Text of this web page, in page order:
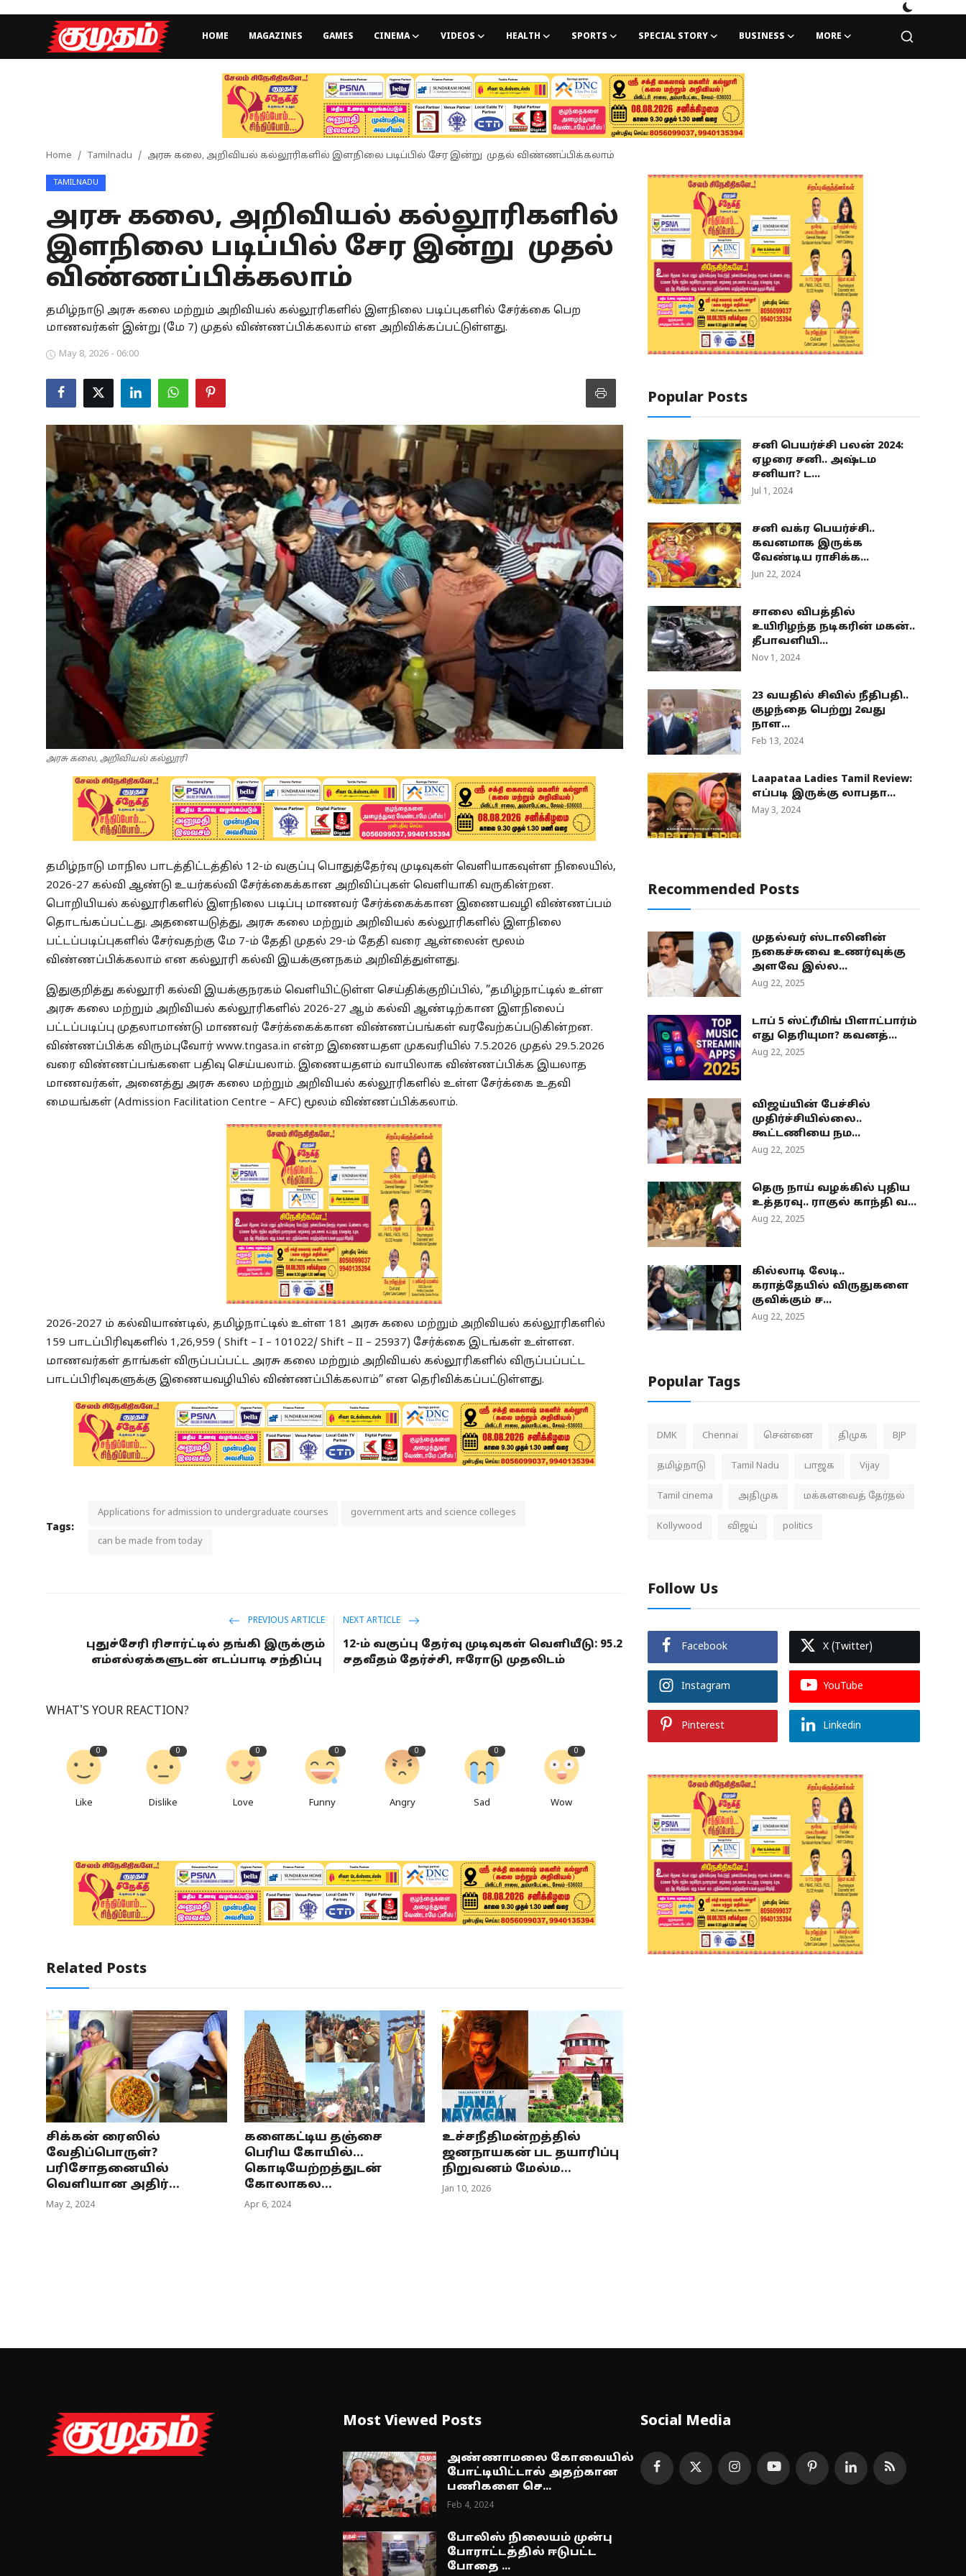
HOME MAGAZINES GAMES CINEMA VIDEOS HEALTH SPORTS SPECIAL STORY BUSINESS MORE
Games
Special Story
Tamilnadu
National
Astrology
Spirituality
Politics
Home Tamilnadu அரசு கலை, அறிவியல் கல்லூரிகளில் இளநிலை படிப்பில் சேர இன்று முதல் விண்ணப்பிக்கலாம்
TAMILNADU
அரசு கலை, அறிவியல் கல்லூரிகளில்
இளநிலை படிப்பில் சேர இன்று முதல்
விண்ணப்பிக்கலாம்
தமிழ்நாடு அரசு கலை மற்றும் அறிவியல் கல்லூரிகளில் இளநிலை படிப்புகளில் சேர்க்கை பெற
மாணவர்கள் இன்று (மே 7) முதல் விண்ணப்பிக்கலாம் என அறிவிக்கப்பட்டுள்ளது.
May 8, 2026 - 06:00
அரசு கலை, அறிவியல் கல்லூரி
தமிழ்நாடு மாநில பாடத்திட்டத்தில் 12-ம் வகுப்பு பொதுத்தேர்வு முடிவுகள் வெளியாகவுள்ள நிலையில்,
2026-27 கல்வி ஆண்டு உயர்கல்வி சேர்க்கைக்கான அறிவிப்புகள் வெளியாகி வருகின்றன.
பொறியியல் கல்லூரிகளில் இளநிலை படிப்பு மாணவர் சேர்க்கைக்கான இணையவழி விண்ணப்பம்
தொடங்கப்பட்டது. அதனையடுத்து, அரசு கலை மற்றும் அறிவியல் கல்லூரிகளில் இளநிலை
பட்டப்படிப்புகளில் சேர்வதற்கு மே 7-ம் தேதி முதல் 29-ம் தேதி வரை ஆன்லைன் மூலம்
விண்ணப்பிக்கலாம் என கல்லூரி கல்வி இயக்குனநகம் அறிவித்துள்ளது.
இதுகுறித்து கல்லூரி கல்வி இயக்குநரகம் வெளியிட்டுள்ள செய்திக்குறிப்பில், ”தமிழ்நாட்டில் உள்ள
அரசு கலை மற்றும் அறிவியல் கல்லூரிகளில் 2026-27 ஆம் கல்வி ஆண்டிற்கான இளநிலைப்
பட்டப்படிப்பு முதலாமாண்டு மாணவர் சேர்க்கைக்கான விண்ணப்பங்கள் வரவேற்கப்படுகின்றன.
விண்ணப்பிக்க விரும்புவோர் www.tngasa.in என்ற இணையதள முகவரியில் 7.5.2026 முதல் 29.5.2026
வரை விண்ணப்பங்களை பதிவு செய்யலாம். இணையதளம் வாயிலாக விண்ணப்பிக்க இயலாத
மாணவர்கள், அனைத்து அரசு கலை மற்றும் அறிவியல் கல்லூரிகளில் உள்ள சேர்க்கை உதவி
மையங்கள் (Admission Facilitation Centre – AFC) மூலம் விண்ணப்பிக்கலாம்.
2026-2027 ம் கல்வியாண்டில், தமிழ்நாட்டில் உள்ள 181 அரசு கலை மற்றும் அறிவியல் கல்லூரிகளில்
159 பாடப்பிரிவுகளில் 1,26,959 ( Shift – I – 101022/ Shift – II – 25937) சேர்க்கை இடங்கள் உள்ளன.
மாணவர்கள் தாங்கள் விருப்பப்பட்ட அரசு கலை மற்றும் அறிவியல் கல்லூரிகளில் விருப்பப்பட்ட
பாடப்பிரிவுகளுக்கு இணையவழியில் விண்ணப்பிக்கலாம்” என தெரிவிக்கப்பட்டுள்ளது.
Tags:
Applications for admission to undergraduate courses government arts and science colleges
can be made from today
PREVIOUS ARTICLE
புதுச்சேரி ரிசார்ட்டில் தங்கி இருக்கும்
எம்எல்ஏக்களுடன் எடப்பாடி சந்திப்பு
NEXT ARTICLE
12-ம் வகுப்பு தேர்வு முடிவுகள் வெளியீடு: 95.2
சதவீதம் தேர்ச்சி, ஈரோடு முதலிடம்
WHAT'S YOUR REACTION?
0
Like
0
Dislike
0
Love
0
Funny
0
Angry
0
Sad
0
Wow
Related Posts
சிக்கன் ரைஸில்
வேதிப்பொருள்?
பரிசோதனையில்
வெளியான அதிர்...
May 2, 2024
களைகட்டிய தஞ்சை
பெரிய கோயில்...
கொடியேற்றத்துடன்
கோலாகல...
Apr 6, 2024
உச்சநீதிமன்றத்தில்
ஜனநாயகன் பட தயாரிப்பு
நிறுவனம் மேல்ம...
Jan 10, 2026
Popular Posts
சனி பெயர்ச்சி பலன் 2024:
ஏழரை சனி.. அஷ்டம
சனியா? ட...
Jul 1, 2024
சனி வக்ர பெயர்ச்சி..
கவனமாக இருக்க
வேண்டிய ராசிக்க...
Jun 22, 2024
சாலை விபத்தில்
உயிரிழந்த நடிகரின் மகன்..
தீபாவளியி...
Nov 1, 2024
23 வயதில் சிவில் நீதிபதி..
குழந்தை பெற்று 2வது
நாள...
Feb 13, 2024
Laapataa Ladies Tamil Review:
எப்படி இருக்கு லாபதா...
May 3, 2024
Recommended Posts
முதல்வர் ஸ்டாலினின்
நகைச்சுவை உணர்வுக்கு
அளவே இல்ல...
Aug 22, 2025
டாப் 5 ஸ்ட்ரீமிங் பிளாட்பார்ம்
எது தெரியுமா? கவனத்...
Aug 22, 2025
விஜய்யின் பேச்சில்
முதிர்ச்சியில்லை..
கூட்டணியை நம...
Aug 22, 2025
தெரு நாய் வழக்கில் புதிய
உத்தரவு.. ராகுல் காந்தி வ...
Aug 22, 2025
கில்லாடி லேடி..
கராத்தேயில் விருதுகளை
குவிக்கும் ச...
Aug 22, 2025
Popular Tags
DMK Chennai சென்னை திமுக BJP
தமிழ்நாடு Tamil Nadu பாஜக Vijay
Tamil cinema அதிமுக மக்களவைத் தேர்தல்
Kollywood விஜய் politics
Follow Us
Facebook X (Twitter)
Instagram YouTube
Pinterest Linkedin
Most Viewed Posts
அண்ணாமலை கோவையில்
போட்டியிட்டால் அதற்கான
பணிகளை செ...
Feb 4, 2024
போலிஸ் நிலையம் முன்பு
போராட்டத்தில் ஈடுபட்ட
போதை ...
Social Media